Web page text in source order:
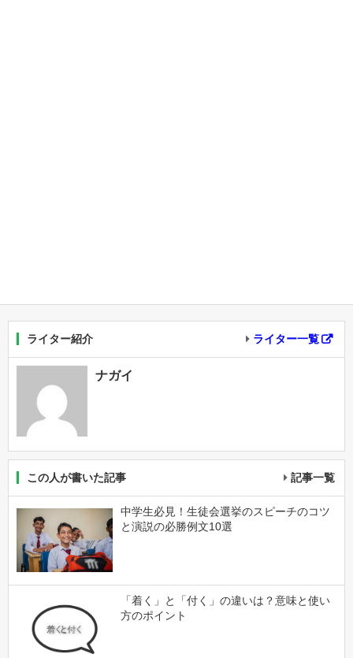
ライター紹介 ライター一覧
ナガイ
この人が書いた記事 記事一覧
中学生必見！生徒会選挙のスピーチのコツ
と演説の必勝例文10選
「着く」と「付く」の違いは？意味と使い
方のポイント